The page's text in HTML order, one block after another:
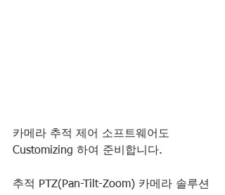
카메라 추적 제어 소프트웨어도
Customizing 하여 준비합니다.
추적 PTZ(Pan-Tilt-Zoom) 카메라 솔루션